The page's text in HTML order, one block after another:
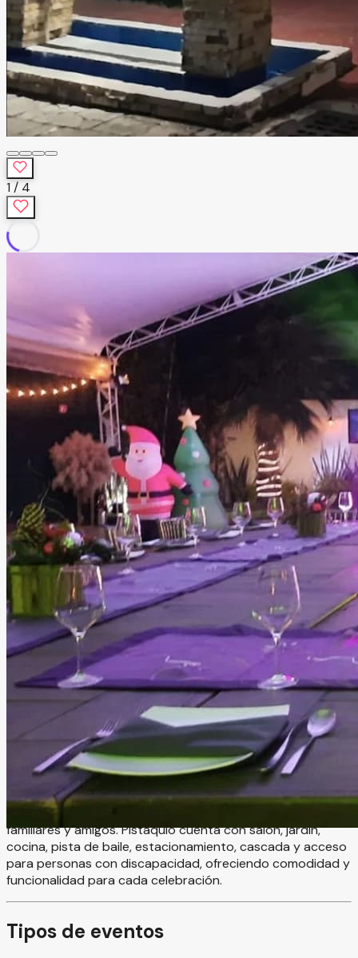
1 / 4
PISTAQUIO
Naucalpan, Estado de México Salón, Jardín
Información
Pistaquio es un hermoso jardín para eventos sociales
diseñado especialmente para crear celebraciones
inolvidables en un ambiente elegante, natural y lleno de
encanto. Este exclusivo recinto ofrece el escenario ideal
para bodas, XV años, aniversarios, graduaciones y eventos
sociales especiales, brindando espacios amplios y
cuidadosamente diseñados para disfrutar junto a
familiares y amigos. Pistaquio cuenta con salón, jardín,
cocina, pista de baile, estacionamiento, cascada y acceso
para personas con discapacidad, ofreciendo comodidad y
funcionalidad para cada celebración.
Tipos de eventos